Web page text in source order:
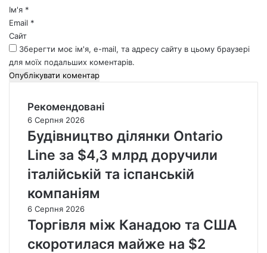
*Ім'я *
Email *
Сайт
Зберегти моє ім'я, e-mail, та адресу сайту в цьому браузері
для моїх подальших коментарів.
Рекомендовані
6 Серпня 2026
Будівництво ділянки Ontario
Line за $4,3 млрд доручили
італійській та іспанській
компаніям
6 Серпня 2026
Торгівля між Канадою та США
скоротилася майже на $2